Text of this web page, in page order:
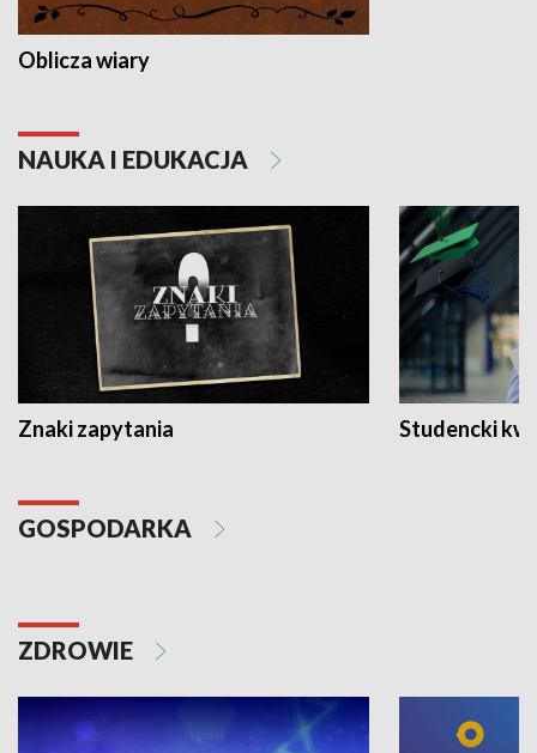
Oblicza wiary
NAUKA I EDUKACJA
Znaki zapytania Studencki
GOSPODARKA
ZDROWIE